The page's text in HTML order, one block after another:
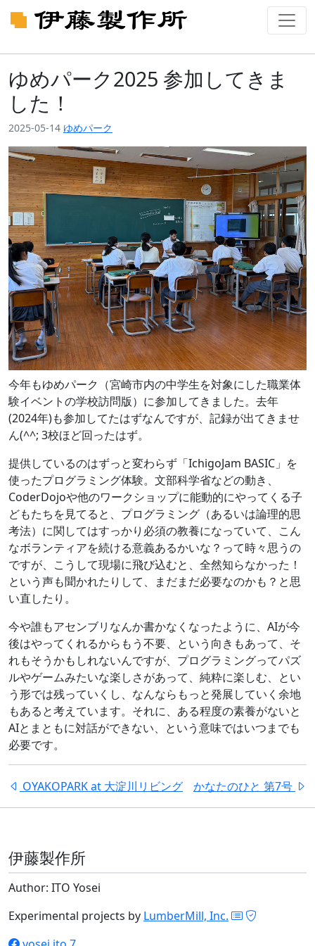
ゆめパーク2025 参加してきま
した！
2025-05-14 ゆめパーク
今年もゆめパーク（宮崎市内の中学生を対象にした職業体
験イベントの学校訪問版）に参加してきました。去年
(2024年)も参加してたはずなんですが、記録が出てきませ
ん(^^; 3校ほど回ったはず。
提供しているのはずっと変わらず「IchigoJam BASIC」を
使ったプログラミング体験。文部科学省などの動き、
CoderDojoや他のワークショップに能動的にやってくる子
どもたちを見てると、プログラミング（あるいは論理的思
考法）に関してはすっかり必須の教養になっていて、こん
なボランティアを続ける意義あるかいな？って時々思うの
ですが、こうして現場に飛び込むと、全然知らなかった！
という声も聞かれたりして、まだまだ必要なのかも？と思
い直したり。
今や誰もアセンブリなんか書かなくなったように、AIが今
後はやってくれるからもう不要、という向きもあって、そ
れもそうかもしれないんですが、プログラミングってパズ
ルやゲームみたいな楽しさがあって、純粋に楽しむ、とい
う形では残っていくし、なんならもっと発展していく余地
もあると考えています。それに、ある程度の素養がないと
AIとまともに対話ができない、という意味ではいつまでも
必要です。
OYAKOPARK at 大淀川リビング かなたのひと 第7号
伊藤製作所
Author: ITO Yosei
Experimental projects by LumberMill, Inc.